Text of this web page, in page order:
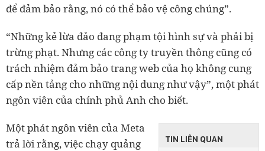
để đảm bảo rằng, nó có thể bảo vệ công chúng”.
“Những kẻ lừa đảo đang phạm tội hình sự và phải bị
trừng phạt. Nhưng các công ty truyền thông cũng có
trách nhiệm đảm bảo trang web của họ không cung
cấp nền tảng cho những nội dung như vậy”, một phát
ngôn viên của chính phủ Anh cho biết.
TIN LIÊN QUAN
Một phát ngôn viên của Meta
trả lời rằng, việc chạy quảng